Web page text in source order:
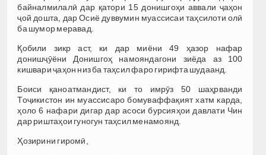
байналмилалӣ дар қатори 15 донишгоҳи аввали ҷаҳон
ҷой дошта, дар Осиё дуввумин муассисаи таҳсилоти олӣ
ба шумор меравад.
Қобили зикр аст, ки дар миёни 49 ҳазор нафар
донишҷӯёни Донишгоҳ намояндагони зиёда аз 100
кишвари ҷаҳон низ ба таҳсил фаро гирифта шудаанд.
Боиси қаноатмандист, ки то имрӯз 50 шаҳрванди
Тоҷикистон ин муассисаро бомуваффақият хатм карда,
ҳоло 6 нафари дигар дар асоси бурсияҳои давлати Чин
дар риштаҳои гуногун таҳсил менамоянд.
Ҳозирини гиромӣ,